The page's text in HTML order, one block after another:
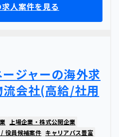
人案件を見る
ージャーの海外求
会社(高給/社用
上場企業・株式公開企業
役員候補案件 キャリアパス豊富